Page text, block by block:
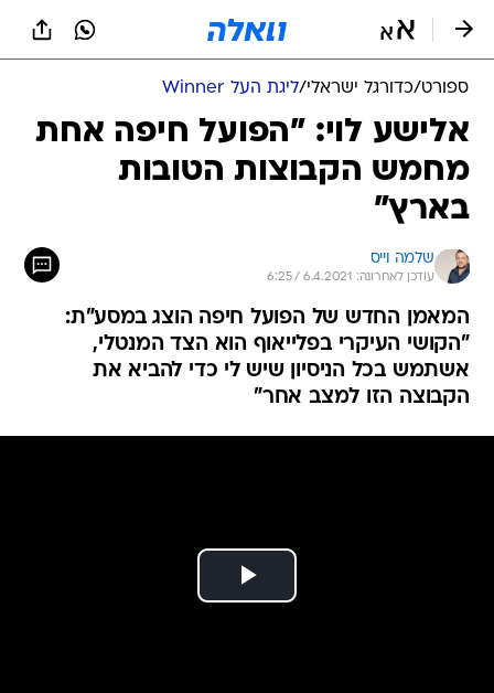
ספורט/כדורגל ישראלי/ליגת העל Winner
אלישע לוי: "הפועל חיפה אחת
מחמש הקבוצות הטובות
בארץ"
שלמה וייס
עודכן לאחרונה: 6.4.2021 / 6:25
המאמן החדש של הפועל חיפה הוצג במסע"ת:
"הקושי העיקרי בפלייאוף הוא הצד המנטלי,
אשתמש בכל הניסיון שיש לי כדי להביא את
הקבוצה הזו למצב אחר"